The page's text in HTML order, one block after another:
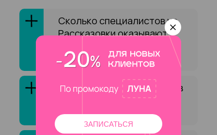
Сколько специалистов на
Рассказовки оказывают
услугу «Восстановление
бровей»?
Как выбрать специалиста в
сфере «Восстановление
бровей»?
ЗАПИСАТЬСЯ